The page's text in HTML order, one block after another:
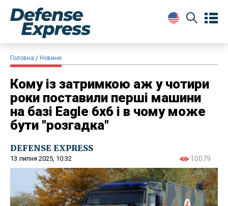
Головна Новини
Кому із затримкою аж у чотири
роки поставили перші машини
на базі Eagle 6x6 і в чому може
бути "розгадка"
DEFENSE EXPRESS
13 липня 2025, 10:32 10079